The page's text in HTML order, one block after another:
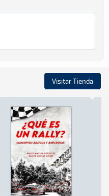
Visitar Tienda